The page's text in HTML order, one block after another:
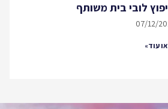
לובי בית משותף
07/12/
עוד»